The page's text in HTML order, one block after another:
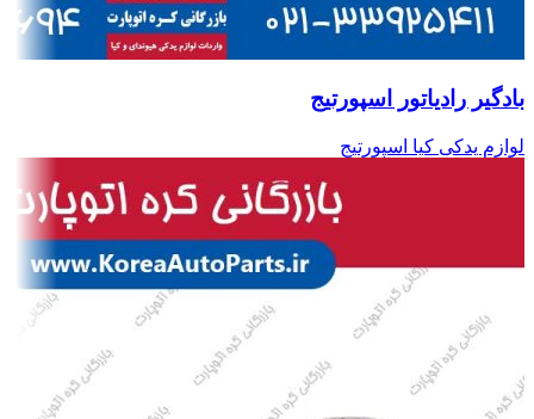
بادگیر رادیاتور اسپورتیج
لوازم یدکی کیا اسپورتیج